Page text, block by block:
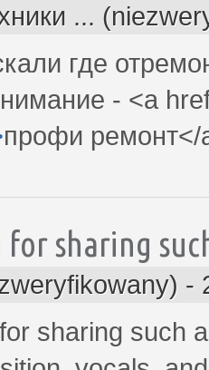
...
где
- <a
профи ремонт</
for sharing
-
sharing such